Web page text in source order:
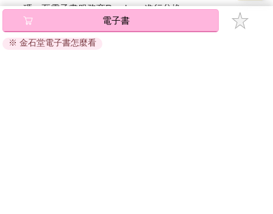
勤作手抄筆記，有助腦子記憶嗎？
到底怎麼做才能讓孩子把單字或生字背起來，而且不容易忘掉
碼』至電子書服務商Readmoo進行兌換。
退換貨須知：
因版權保護，您在金石堂所購買的電子書僅能以金石堂專屬
電子書
※ 金石堂電子書怎麼看